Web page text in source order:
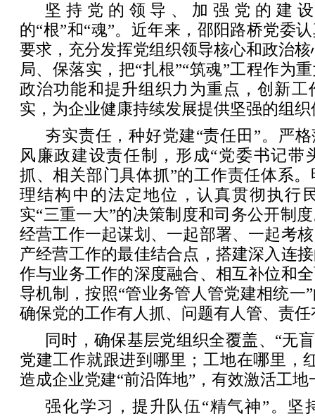
坚持党的领导、加强党的建
的“根”和“魂”。近年来，邵阳路桥党委
要求，充分发挥党组织领导核心和政治
局、保落实，把“扎根”“筑魂”工程作为
政治功能和提升组织力为重点，创新工
实，为企业健康持续发展提供坚强的组
夯实责任，种好党建“责任田”。严
风廉政建设责任制，形成“党委书记带
抓、相关部门具体抓”的工作责任体系
理结构中的法定地位，认真贯彻执行
实“三重一大”的决策制度和司务公开制
经营工作一起谋划、一起部署、一起考
产经营工作的最佳结合点，搭建深入连
作与业务工作的深度融合、相互补位和
导机制，按照“管业务管人管党建相统一
确保党的工作有人抓、问题有人管、责
同时，确保基层党组织全覆盖、“无
党建工作就跟进到哪里；工地在哪里，
造成企业党建“前沿阵地”，有效激活工地
强化学习，提升队伍“精气神”。坚